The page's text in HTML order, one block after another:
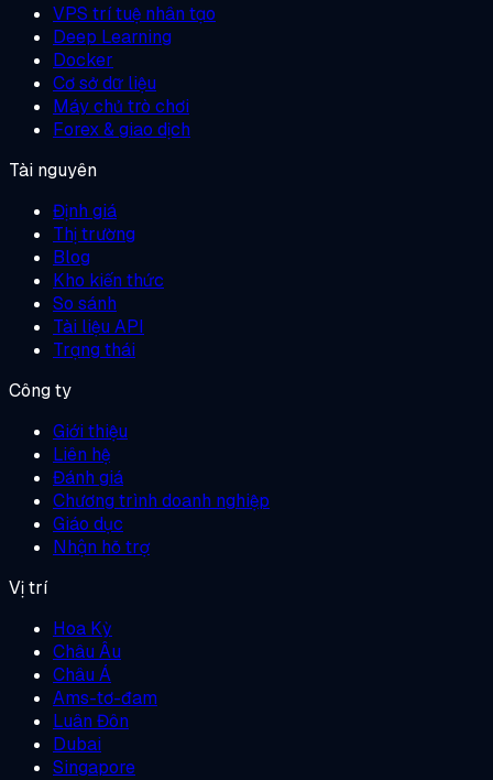
VPS trí tuệ nhân tạo
Deep Learning
Docker
Cơ sở dữ liệu
Máy chủ trò chơi
Forex & giao dịch
Tài nguyên
Định giá
Thị trường
Blog
Kho kiến thức
So sánh
Tài liệu API
Trạng thái
Công ty
Giới thiệu
Liên hệ
Đánh giá
Chương trình doanh nghiệp
Giáo dục
Nhận hỗ trợ
Vị trí
Hoa Kỳ
Châu Âu
Châu Á
Ams-tơ-đam
Luân Đôn
Dubai
Singapore